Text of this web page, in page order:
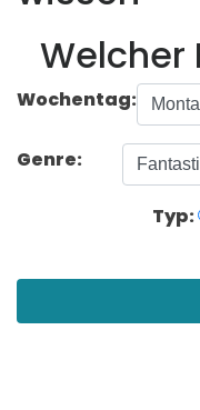
Welcher
Wochentag:
Genre:
Typ: